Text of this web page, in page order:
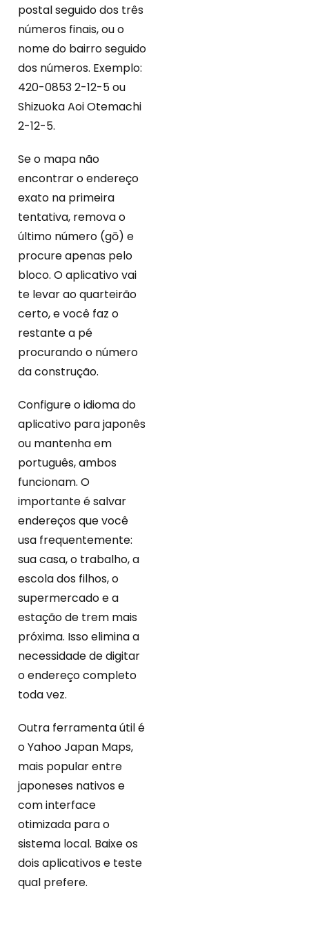
postal seguido dos três
números finais, ou o
nome do bairro seguido
dos números. Exemplo:
420-0853 2-12-5 ou
Shizuoka Aoi Otemachi
2-12-5.
Se o mapa não
encontrar o endereço
exato na primeira
tentativa, remova o
último número (gō) e
procure apenas pelo
bloco. O aplicativo vai
te levar ao quarteirão
certo, e você faz o
restante a pé
procurando o número
da construção.
Configure o idioma do
aplicativo para japonês
ou mantenha em
português, ambos
funcionam. O
importante é salvar
endereços que você
usa frequentemente:
sua casa, o trabalho, a
escola dos filhos, o
supermercado e a
estação de trem mais
próxima. Isso elimina a
necessidade de digitar
o endereço completo
toda vez.
Outra ferramenta útil é
o Yahoo Japan Maps,
mais popular entre
japoneses nativos e
com interface
otimizada para o
sistema local. Baixe os
dois aplicativos e teste
qual prefere.